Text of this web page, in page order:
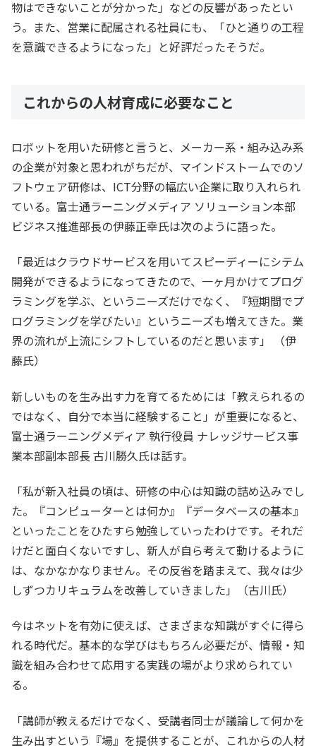
物はできないことが分かった」などの反響があったとい
う。また、営業に配属される社員にも、「ひと通りの工程
を意識できるようになった」と好評だったそうだ。
これからの人材育成に必要なこと
ロボットを用いた研修と言うと、メーカー系・組み込み系
の企業が対象と思われがちだが、マインドストームでのソ
フトウェア研修は、ICT分野の幅広い企業に取り入れられ
ている。富士通ラーニングメディア ソリューション本部
ビジネス推進部長の伊藤正幸氏は次のように語った。
「最近はクラウドサービスを用いてスピーディーにシテム
開発ができるようになってきたので、一ヶ月かけてプログ
ラミングを学ぶ、というニーズだけでなく、『短期間でプ
ログラミングを学びたい』というニーズも増えてきた。業
界の流れが上流にシフトしているのだと思います」 （伊
藤氏）
新しいものを生み出す力を育てるためには「教えられるの
ではなく、自分で本当に経験すること」が重要になると、
富士通ラーニングメディア 執行役員 ナレッジサービス事
業本部副本部長 古川勝久氏は話す。
「私が新入社員の頃は、研修の中心は知識の詰め込みでし
た。『コンピューターとは何か』『データベースの基本』
といったことをひたすら勉強していったわけです。それだ
けだと面白くないですし、新人が自ら考えて動けるように
は、なかなかなりません。その反省を踏まえて、我々は少
しずつカリキュラムを改善していきました」（古川氏）
今はネットを有効に使えば、さまざまな知識がすぐに得ら
れる時代だ。基本的な学びはもちろん必要だが、情報・知
識を組み合わせて応用する実践の場がより求められてい
る。
「講師が教えるだけでなく、受講者同士が議論して何かを
生み出すという『場』を提供することが、これからの人材